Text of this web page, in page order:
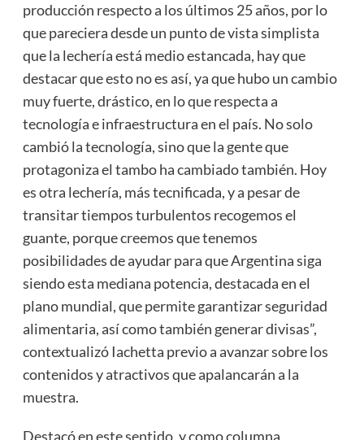
producción respecto a los últimos 25 años, por lo
que pareciera desde un punto de vista simplista
que la lechería está medio estancada, hay que
destacar que esto no es así, ya que hubo un cambio
muy fuerte, drástico, en lo que respecta a
tecnología e infraestructura en el país. No solo
cambió la tecnología, sino que la gente que
protagoniza el tambo ha cambiado también. Hoy
es otra lechería, más tecnificada, y a pesar de
transitar tiempos turbulentos recogemos el
guante, porque creemos que tenemos
posibilidades de ayudar para que Argentina siga
siendo esta mediana potencia, destacada en el
plano mundial, que permite garantizar seguridad
alimentaria, así como también generar divisas”,
contextualizó Iachetta previo a avanzar sobre los
contenidos y atractivos que apalancarán a la
muestra.
Destacó en este sentido, y como columna